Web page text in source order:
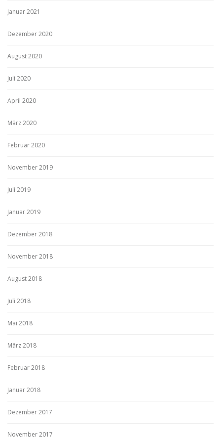
Januar 2021
Dezember 2020
August 2020
Juli 2020
April 2020
März 2020
Februar 2020
November 2019
Juli 2019
Januar 2019
Dezember 2018
November 2018
August 2018
Juli 2018
Mai 2018
März 2018
Februar 2018
Januar 2018
Dezember 2017
November 2017